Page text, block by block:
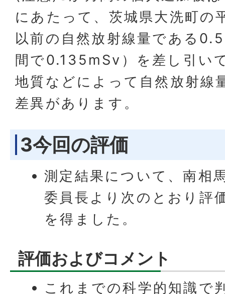
にあたって、茨城県大洗町の
以前の自然放射線量である
間で0.135mSv）を差し引い
地質などによって自然放射線
差異があります。
3今回の評価
測定結果について、南相
委員長より次のとおり評
を得ました。
評価およびコメント
これまでの科学的知識で